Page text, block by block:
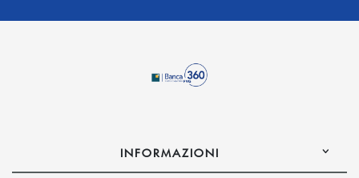
INFORMAZIONI